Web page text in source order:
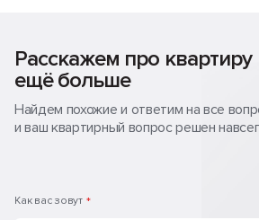
Расскажем про квартиру
ещё больше
Найдем похожие и ответим на все
и ваш квартирный вопрос решен
Как вас зовут *